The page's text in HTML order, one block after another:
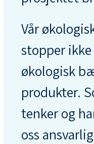
Vår
stopper
økologisk
produkter.
tenker og
oss